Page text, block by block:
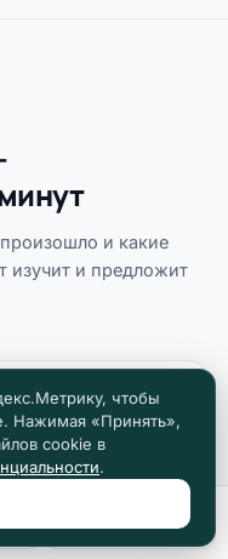
и какие
изучит и предложит
чтобы
Нажимая «Принять»,
cookie в
.